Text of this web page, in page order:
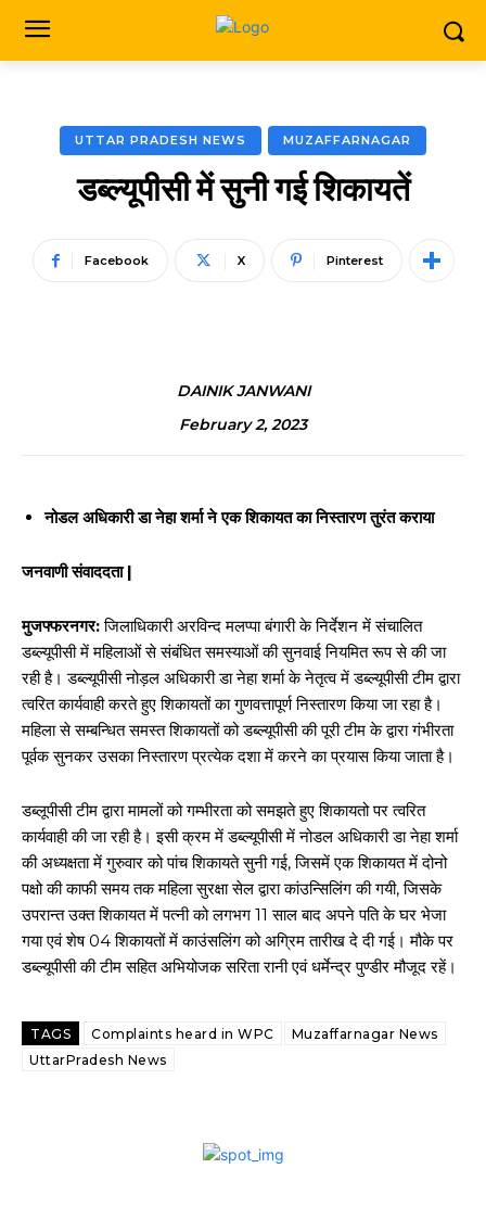
UTTAR PRADESH NEWS MUZAFFARNAGAR
डब्ल्यूपीसी में सुनी गई शिकायतें
Facebook X Pinterest
DAINIK JANWANI
February 2, 2023
नोडल अधिकारी डा नेहा शर्मा ने एक शिकायत का निस्तारण तुरंत कराया
जनवाणी संवाददता |
मुजफ्फरनगर:जिलाधिकारी अरविन्द मलप्पा बंगारी के निर्देशन में संचालित
डब्ल्यूपीसी में महिलाओं से संबंधित समस्याओं की सुनवाई नियमित रूप से की जा
रही है। डब्ल्यूपीसी नोड़ल अधिकारी डा नेहा शर्मा के नेतृत्व में डब्ल्यूपीसी टीम द्वारा
त्वरित कार्यवाही करते हुए शिकायतों का गुणवत्तापूर्ण निस्तारण किया जा रहा है।
महिला से सम्बन्धित समस्त शिकायतों को डब्ल्यूपीसी की पूरी टीम के द्वारा गंभीरता
पूर्वक सुनकर उसका निस्तारण प्रत्येक दशा में करने का प्रयास किया जाता है।
डब्लूपीसी टीम द्वारा मामलों को गम्भीरता को समझते हुए शिकायतो पर त्वरित
कार्यवाही की जा रही है। इसी क्रम में डब्ल्यूपीसी में नोडल अधिकारी डा नेहा शर्मा
की अध्यक्षता में गुरुवार को पांच शिकायते सुनी गई, जिसमें एक शिकायत में दोनो
पक्षो की काफी समय तक महिला सुरक्षा सेल द्वारा कांउन्सिलिंग की गयी, जिसके
उपरान्त उक्त शिकायत में पत्नी को लगभग 11 साल बाद अपने पति के घर भेजा
गया एवं शेष 04 शिकायतों में काउंसलिंग को अग्रिम तारीख दे दी गई। मौके पर
डब्ल्यूपीसी की टीम सहित अभियोजक सरिता रानी एवं धर्मेन्द्र पुण्डीर मौजूद रहें।
TAGS Complaints heard in WPC
Muzaffarnagar News
UttarPradesh News